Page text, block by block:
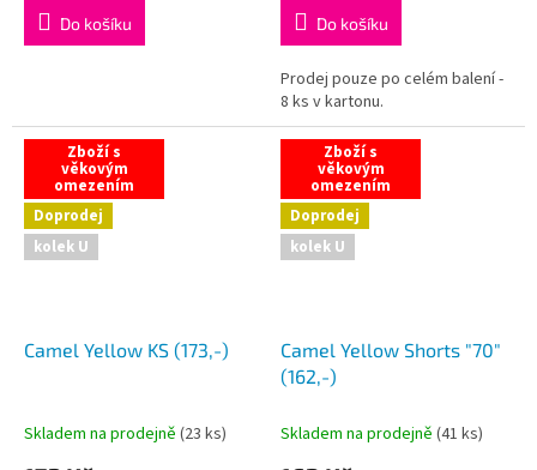
Do košíku Do košíku
Prodej pouze po celém balení -
8 ks v kartonu.
Zboží s
věkovým
omezením
Doprodej
kolek U
Camel Yellow KS (173,-)
Skladem na prodejně (23 ks)
Zboží s
věkovým
omezením
Doprodej
kolek U
Camel Yellow Shorts "70"
(162,-)
Skladem na prodejně (41 ks)